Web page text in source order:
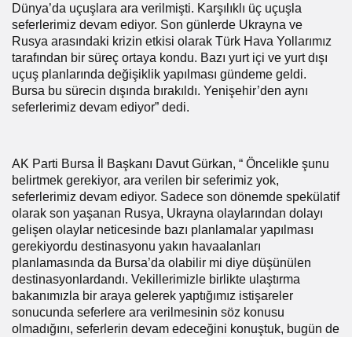
Dünya’da uçuşlara ara verilmişti. Karşılıklı üç uçuşla
seferlerimiz devam ediyor. Son günlerde Ukrayna ve
Rusya arasındaki krizin etkisi olarak Türk Hava Yollarımız
tarafından bir süreç ortaya kondu. Bazı yurt içi ve yurt dışı
uçuş planlarında değişiklik yapılması gündeme geldi.
Bursa bu sürecin dışında bırakıldı. Yenişehir’den aynı
seferlerimiz devam ediyor” dedi.
AK Parti Bursa İl Başkanı Davut Gürkan, “ Öncelikle şunu
belirtmek gerekiyor, ara verilen bir seferimiz yok,
seferlerimiz devam ediyor. Sadece son dönemde spekülatif
olarak son yaşanan Rusya, Ukrayna olaylarından dolayı
gelişen olaylar neticesinde bazı planlamalar yapılması
gerekiyordu destinasyonu yakın havaalanları
planlamasında da Bursa’da olabilir mi diye düşünülen
destinasyonlardandı. Vekillerimizle birlikte ulaştırma
bakanımızla bir araya gelerek yaptığımız istişareler
sonucunda seferlere ara verilmesinin söz konusu
olmadığını, seferlerin devam edeceğini konuştuk, bugün de